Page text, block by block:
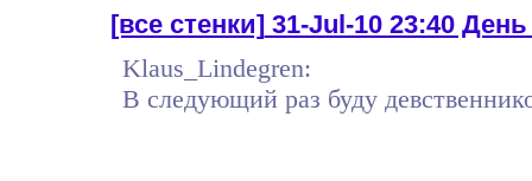
[все стенки]31-Jul-10 23:40
Klaus_Lindegren:
В следующий раз буду